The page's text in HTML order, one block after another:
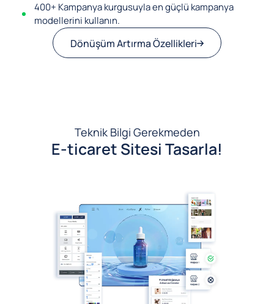
400+ Kampanya kurgusuyla en güçlü kampanya
modellerini kullanın.
Dönüşüm Artırma Özellikleri
Teknik Bilgi Gerekmeden
E-ticaret Sitesi Tasarla!